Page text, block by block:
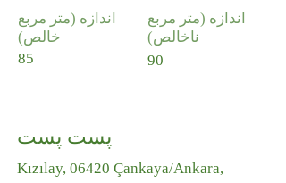
اندازه (متر مربع
خالص)
85
اندازه (متر مربع
ناخالص)
90
پست پست
Kızılay, 06420 Çankaya/Ankara,